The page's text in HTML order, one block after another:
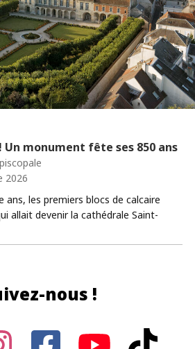
Un monument fête ses 850 ans
2026
les premiers blocs de calcaire
allait devenir la cathédrale Saint-
nous !